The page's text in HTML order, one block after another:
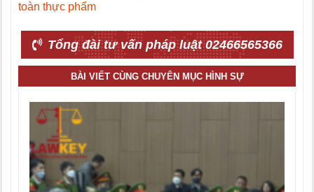
toàn thực phẩm
Tổng đài tư vấn pháp luật 02466565366
BÀI VIẾT CÙNG CHUYÊN MỤC HÌNH SỰ